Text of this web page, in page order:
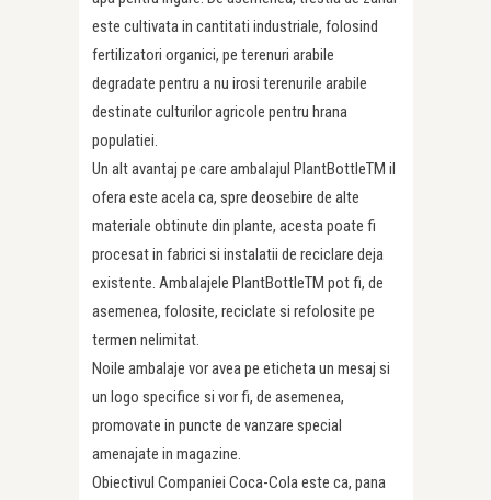
este cultivata in cantitati industriale, folosind
fertilizatori organici, pe terenuri arabile
degradate pentru a nu irosi terenurile arabile
destinate culturilor agricole pentru hrana
populatiei.
Un alt avantaj pe care ambalajul PlantBottleTM il
ofera este acela ca, spre deosebire de alte
materiale obtinute din plante, acesta poate fi
procesat in fabrici si instalatii de reciclare deja
existente. Ambalajele PlantBottleTM pot fi, de
asemenea, folosite, reciclate si refolosite pe
termen nelimitat.
Noile ambalaje vor avea pe eticheta un mesaj si
un logo specifice si vor fi, de asemenea,
promovate in puncte de vanzare special
amenajate in magazine.
Obiectivul Companiei Coca-Cola este ca, pana